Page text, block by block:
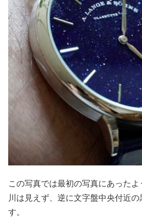
この写真では最初の写真にあった
川は見えず、逆に文字盤中央付近
す。